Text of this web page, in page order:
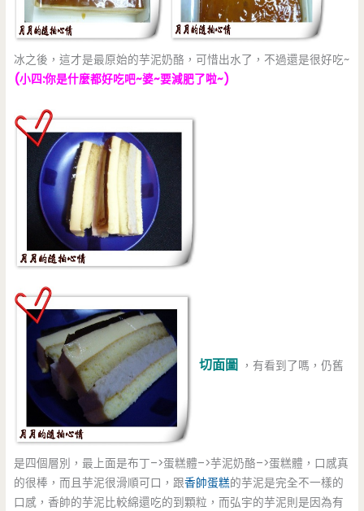
冰之後，這才是最原始的芋泥奶酪，可惜出水了，不過還是很好吃~
(小四:你是什麼都好吃吧~婆~要減肥了啦~)
切面圖 ，有看到了嗎，仍舊
是四個層別，最上面是布丁–>蛋糕體–>芋泥奶酪–>蛋糕體，口感真
的很棒，而且芋泥很滑順可口，跟香帥蛋糕的芋泥是完全不一樣的
口感，香帥的芋泥比較綿還吃的到顆粒，而弘宇的芋泥則是因為有